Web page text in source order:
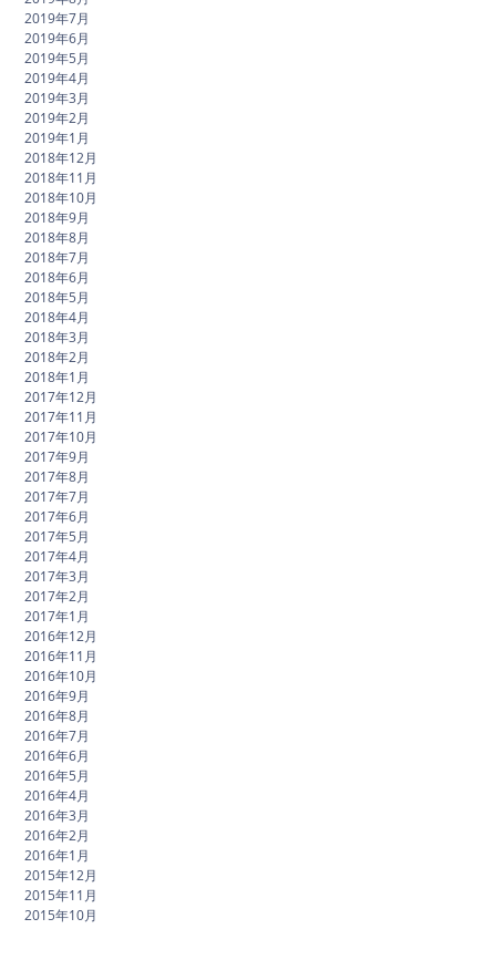
2019年7月
2019年6月
2019年5月
2019年4月
2019年3月
2019年2月
2019年1月
2018年12月
2018年11月
2018年10月
2018年9月
2018年8月
2018年7月
2018年6月
2018年5月
2018年4月
2018年3月
2018年2月
2018年1月
2017年12月
2017年11月
2017年10月
2017年9月
2017年8月
2017年7月
2017年6月
2017年5月
2017年4月
2017年3月
2017年2月
2017年1月
2016年12月
2016年11月
2016年10月
2016年9月
2016年8月
2016年7月
2016年6月
2016年5月
2016年4月
2016年3月
2016年2月
2016年1月
2015年12月
2015年11月
2015年10月